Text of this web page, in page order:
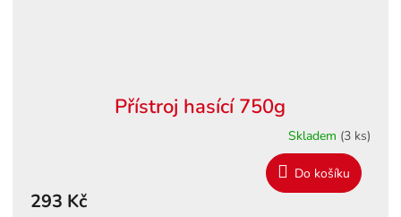
Přístroj hasící 750g
Skladem (3 ks)
293 Kč
Do košíku